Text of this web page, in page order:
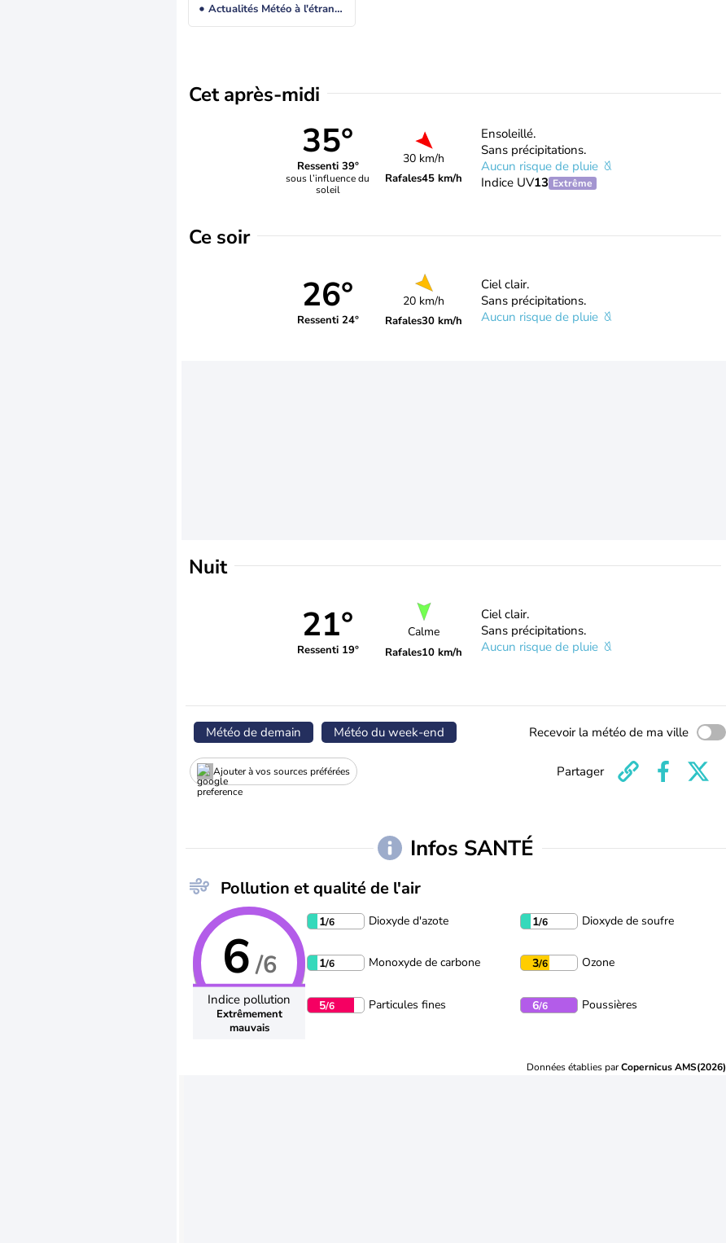
Actualités Météo à l'étranger
Cet après-midi
35°
Ressenti 39°
sous l’influence du
soleil
30 km/h
Rafales45 km/h
Ensoleillé.
Sans précipitations.
Aucun risque de pluie
Indice UV13 Extrême
Ce soir
26°
Ressenti 24°
20 km/h
Rafales30 km/h
Ciel clair.
Sans précipitations.
Aucun risque de pluie
Nuit
21°
Ressenti 19°
Calme
Rafales10 km/h
Ciel clair.
Sans précipitations.
Aucun risque de pluie
Météo de demain Météo du week-end Recevoir la météo de ma ville
Ajouter à vos sources préférées Partager
Infos SANTÉ
Pollution et qualité de l'air
6/6
Indice pollution
Extrêmement
mauvais
1/6 Dioxyde d'azote 1/6 Dioxyde de soufre
1/6 Monoxyde de carbone 3/6 Ozone
5/6 Particules fines 6/6 Poussières
Données établies parCopernicus AMS(2026)